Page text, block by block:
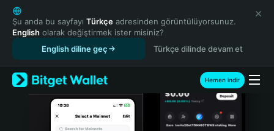
English
日本語
Tiếng Việt
Español (Latinoamérica)
Türkçe
Italiano
Şu anda bu sayfayı Türkçe adresinden görüntülüyorsunuz.
English olarak değiştirmek ister misiniz?
English diline geç
Türkçe dilinde devam et
Hemen indir